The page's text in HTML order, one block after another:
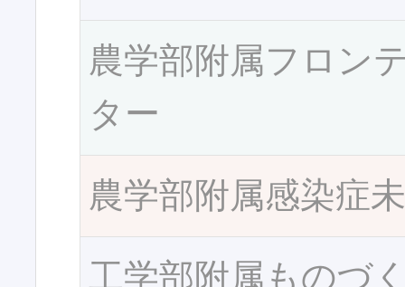
農学部附属フロン
ター
農学部附属感染症
工学部附属ものづ